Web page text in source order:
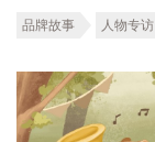
品牌故事 人物专访